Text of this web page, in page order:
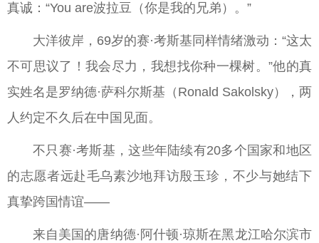
真诚：“You are波拉豆（你是我的兄弟）。”
大洋彼岸，69岁的赛·考斯基同样情绪激动：“这太
不可思议了！我会尽力，我想找你种一棵树。”他的真
实姓名是罗纳德·萨科尔斯基（Ronald Sakolsky），两
人约定不久后在中国见面。
不只赛·考斯基，这些年陆续有20多个国家和地区
的志愿者远赴毛乌素沙地拜访殷玉珍，不少与她结下
真挚跨国情谊——
来自美国的唐纳德·阿什顿·琼斯在黑龙江哈尔滨市